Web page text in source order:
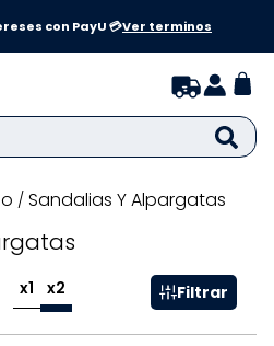
con PayU 💳Ver terminos
Sandalias Y Alpargatas
x1 x2 Filtrar